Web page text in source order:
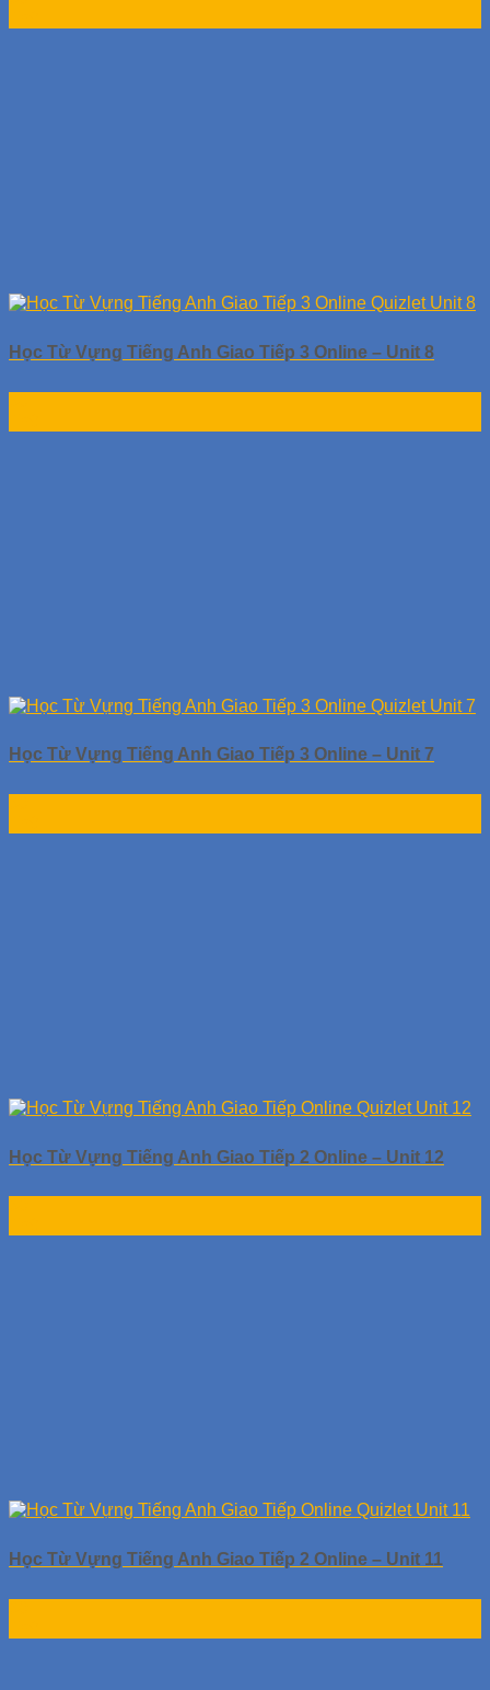
Học Từ Vựng Tiếng Anh Giao Tiếp 3 Online – Unit 8
Học Từ Vựng Tiếng Anh Giao Tiếp 3 Online – Unit 7
Học Từ Vựng Tiếng Anh Giao Tiếp 2 Online – Unit 12
Học Từ Vựng Tiếng Anh Giao Tiếp 2 Online – Unit 11